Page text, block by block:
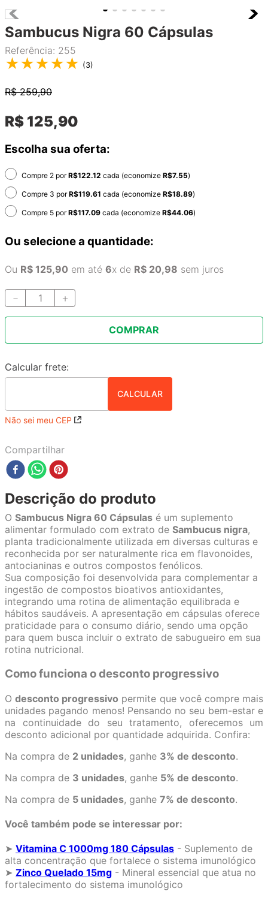
Sambucus Nigra 60 Cápsulas
Referência: 255
★★★★★ (3)
R$259,90
R$ 125,90
Escolha sua oferta:
Compre 2 porR$122.12 cada (economize R$7.55)
Compre 3 porR$119.61 cada (economize R$18.89)
Compre 5 porR$117.09 cada (economize R$44.06)
Ou selecione a quantidade:
Ou R$ 125,90 em até 6x de R$ 20,98 sem juros
＋
－
COMPRAR
Não sei meu CEP
Compartilhar
Descrição do produto
O Sambucus Nigra 60 Cápsulas é um suplemento
alimentar formulado com extrato de Sambucus nigra,
planta tradicionalmente utilizada em diversas culturas e
reconhecida por ser naturalmente rica em flavonoides,
antocianinas e outros compostos fenólicos.
Sua composição foi desenvolvida para complementar a
ingestão de compostos bioativos antioxidantes,
integrando uma rotina de alimentação equilibrada e
hábitos saudáveis. A apresentação em cápsulas oferece
praticidade para o consumo diário, sendo uma opção
para quem busca incluir o extrato de sabugueiro em sua
rotina nutricional.
Como funciona o desconto progressivo
Odesconto progressivo permite que você compre mais
unidades pagando menos! Pensando no seu bem-estar e
na continuidade do seu tratamento, oferecemos um
desconto adicional por quantidade adquirida. Confira:
Na compra de 2 unidades, ganhe 3% de desconto.
Na compra de 3 unidades, ganhe 5% de desconto.
Na compra de 5 unidades, ganhe 7% de desconto.
Você também pode se interessar por:
➤ Vitamina C 1000mg 180 Cápsulas - Suplemento de
alta concentração que fortalece o sistema imunológico
➤ Zinco Quelado 15mg - Mineral essencial que atua no
fortalecimento do sistema imunológico